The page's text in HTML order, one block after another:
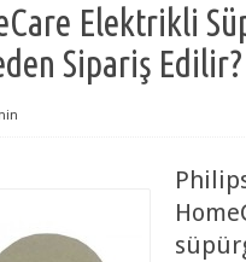
Elektrikli
Sipariş Edilir?